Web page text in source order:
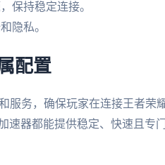
保持稳定连接。
隐私。
配置
服务，确保玩家在连接王者荣
器都能提供稳定、快速且专